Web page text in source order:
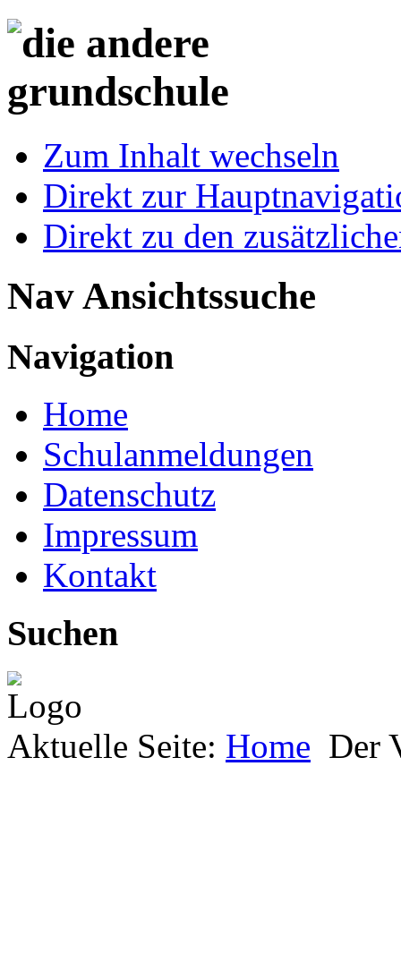
Zum Inhalt wechseln
Direkt zur
Direkt zu den
Nav Ansichtssuche
Navigation
Home
Schulanmeldungen
Datenschutz
Impressum
Kontakt
Suchen
Aktuelle Seite: Home Der